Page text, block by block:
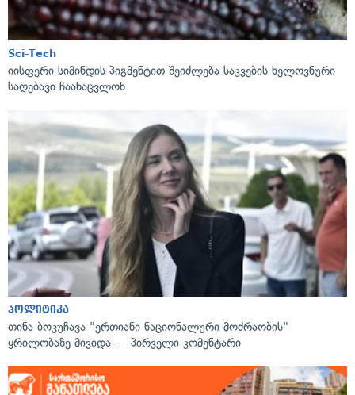
Sci-Tech
იისფერი სიმინდის პიგმენტით შეიძლება საკვების ხელოვნური
საღებავი ჩაანაცვლონ
პოლიტიკა
თინა ბოკუჩავა "ერთიანი ნაციონალური მოძრაობის"
ყრილობაზე მივიდა — პირველი კომენტარი